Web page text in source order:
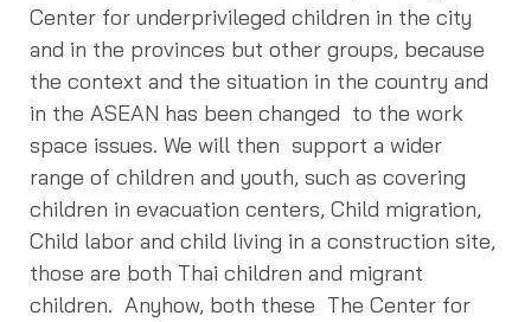
Center for underprivileged children in the city
and in the provinces but other groups, because
the context and the situation in the country and
in the ASEAN has been changed to the work
space issues. We will then support a wider
range of children and youth, such as covering
children in evacuation centers, Child migration,
Child labor and child living in a construction site,
those are both Thai children and migrant
children. Anyhow, both these The Center for